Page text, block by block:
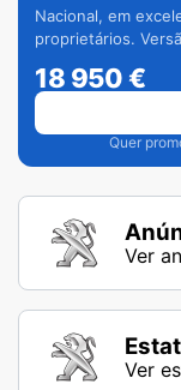
Nacional, em
proprietários.
18 950€
Quer
Ver
Ver